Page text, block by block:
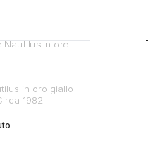
in oro giallo
1982